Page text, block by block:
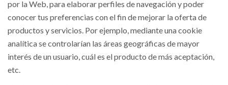
por la Web, para elaborar perfiles de navegación y poder
conocer tus preferencias con el fin de mejorar la oferta de
productos y servicios. Por ejemplo, mediante una cookie
analítica se controlarían las áreas geográficas de mayor
interés de un usuario, cuál es el producto de más aceptación,
etc.